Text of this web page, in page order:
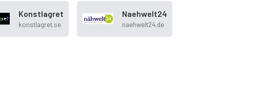
Konstlagret
konstlagret.se
Naehwelt24
naehwelt24.de